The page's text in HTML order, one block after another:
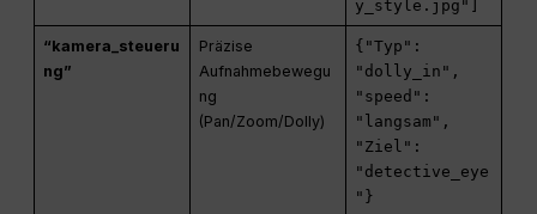
y_style.jpg"]
“kamera_steueru
ng”
Präzise
Aufnahmebewegu
ng
(Pan/Zoom/Dolly)
{"Typ":
"dolly_in",
"speed":
"langsam",
"Ziel":
"detective_eye
"}